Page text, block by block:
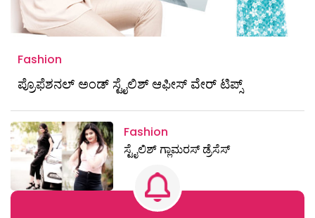
Fashion
ಪ್ರೊಫೆಶನಲ್ ಅಂಡ್‌ ಸ್ಟೈಲಿಶ್‌ ಆಫೀಸ್‌ ವೇರ್‌ ಟಿಪ್ಸ್
Fashion
ಸ್ಟೈಲಿಶ್ ಗ್ಲಾಮರಸ್ ಡ್ರೆಸೆಸ್